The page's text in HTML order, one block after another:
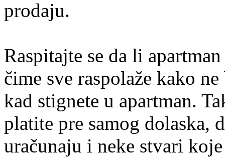
prodaju.
Raspitajte se da li
čime sve raspolaže kako
kad stignete u apartman.
platite pre samog dolaska,
uračunaju i neke stvari